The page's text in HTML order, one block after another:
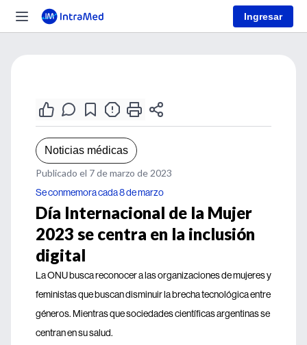
Ingresar
Noticias médicas
Publicado el 7 de marzo de 2023
Se conmemora cada 8 de marzo
Día Internacional de la Mujer
2023 se centra en la inclusión
digital
La ONU busca reconocer a las organizaciones de mujeres y
feministas que buscan disminuir la brecha tecnológica entre
géneros. Mientras que sociedades científicas argentinas se
centran en su salud.